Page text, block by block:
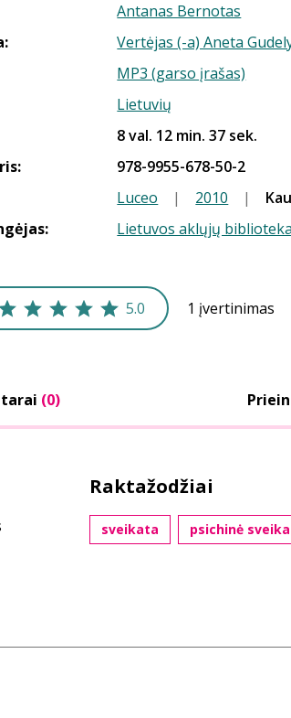
Antanas Bernotas
Vertėjas (-a) Aneta
MP3 (garso įrašas)
Lietuvių
8 val. 12 min. 37 sek.
978-9955-678-50-2
Luceo | 2010 |
Lietuvos aklųjų biblioteka
5.0 1 įvertinimas
(0)
Raktažodžiai
sveikata psichinė